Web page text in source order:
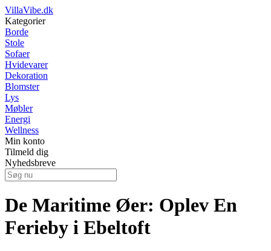
VillaVibe.dk
Kategorier
Borde
Stole
Sofaer
Hvidevarer
Dekoration
Blomster
Lys
Møbler
Energi
Wellness
Min konto
Tilmeld dig
Nyhedsbreve
De Maritime Øer: Oplev En
Ferieby i Ebeltoft